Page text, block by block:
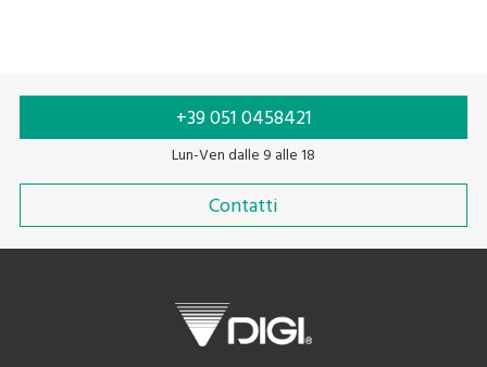
+39 051 0458421
Lun-Ven dalle 9 alle 18
Contatti